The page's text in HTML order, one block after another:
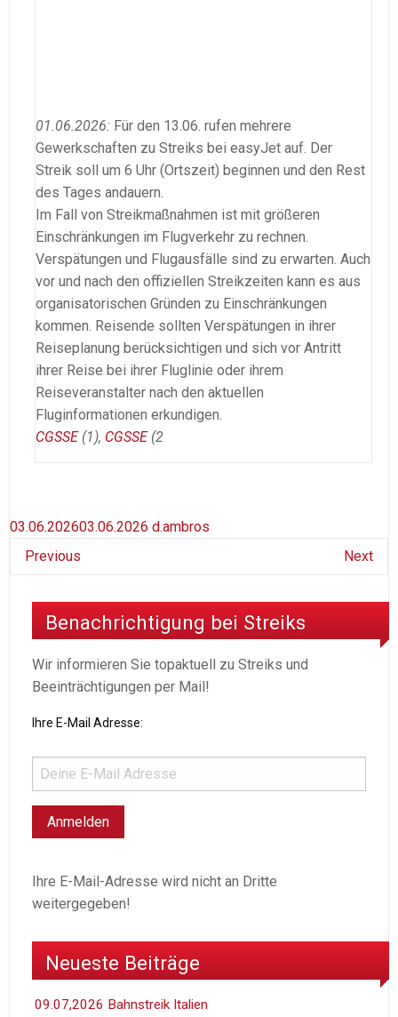
01.06.2026: Für den 13.06. rufen mehrere
Gewerkschaften zu Streiks bei easyJet auf. Der
Streik soll um 6 Uhr (Ortszeit) beginnen und den Rest
des Tages andauern.
Im Fall von Streikmaßnahmen ist mit größeren
Einschränkungen im Flugverkehr zu rechnen.
Verspätungen und Flugausfälle sind zu erwarten. Auch
vor und nach den offiziellen Streikzeiten kann es aus
organisatorischen Gründen zu Einschränkungen
kommen. Reisende sollten Verspätungen in ihrer
Reiseplanung berücksichtigen und sich vor Antritt
ihrer Reise bei ihrer Fluglinie oder ihrem
Reiseveranstalter nach den aktuellen
Fluginformationen erkundigen.
CGSSE(1), CGSSE(2
03.06.202603.06.2026 d.ambros
Previous
Next
Benachrichtigung bei Streiks
Wir informieren Sie topaktuell zu Streiks und
Beeinträchtigungen per Mail!
Ihre E-Mail Adresse:
Ihre E-Mail-Adresse wird nicht an Dritte
weitergegeben!
Neueste Beiträge
09.07,2026 Bahnstreik Italien